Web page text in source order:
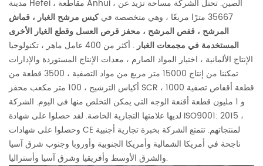
مدينة Hefei ، مقاطعة Anhui ، الصين. تحتل الشركة مساحة تزيد عن
35667 مترًا مربعًا ، وهي متخصصة في
كيس مرشح الغبار ، قماش
المرشح ، قفص المرشح ، محفز قرص العسل وقطع الغيار الأخرى
المستخدمة في مجمعات الغبار
. أكثر من 400 عامل ماهر ، تكنولوجيا
الإنتاج الألمانية ، اختيار المواد الصارم ، معدات الإنتاج المستوردة والإدارات
تمكننا من إنتاج 15000 متر مربع من مواد التصفية ، 3500 قطعة من
أكياس الترشيح ، 100 متر مكعب محفز SCR ، 1000 قطعة أقفاص تصفية
و 1 مليون قطعة أقنعة الوجه التي يمكن التخلص منها في اليوم. الشركة
لديها علامتها التجارية الخاصة. لقد حصلوا على شهادة ISO9001: 2015 ،
وحصلوا على شهادات CE لمنتجاتهم. تتمتع الشركة بخبرة تجارية أجنبية
ناجحة في أمريكا الشمالية وأمريكا الجنوبية وأوروبا وجنوب شرق آسيا
والشرق الأوسط وأفريقيا وشرق آسيا وأستراليا.